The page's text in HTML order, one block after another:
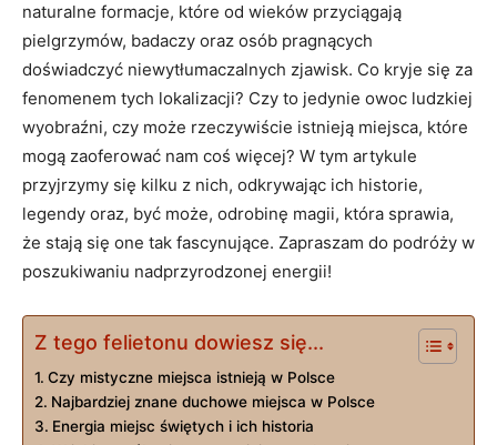
naturalne formacje, które od ‌wieków przyciągają
pielgrzymów, badaczy oraz osób ‍pragnących
doświadczyć niewytłumaczalnych⁣ zjawisk. Co kryje się za
fenomenem tych lokalizacji? Czy to jedynie owoc ludzkiej
wyobraźni, czy może rzeczywiście istnieją miejsca, które
mogą zaoferować‌ nam coś więcej? ⁣W tym artykule
przyjrzymy się kilku z nich, odkrywając ich historie,
‍legendy oraz, być może, odrobinę magii, która sprawia,
⁢że stają się one tak⁣ fascynujące. ⁣Zapraszam do podróży⁤ w
poszukiwaniu nadprzyrodzonej energii!
Z tego felietonu dowiesz się...
Czy mistyczne miejsca istnieją w Polsce
Najbardziej znane duchowe miejsca w Polsce
Energia miejsc ‍świętych i ich⁣ historia